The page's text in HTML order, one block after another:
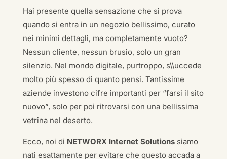
Hai presente quella sensazione che si prova
quando si entra in un negozio bellissimo, curato
nei minimi dettagli, ma completamente vuoto?
Nessun cliente, nessun brusio, solo un gran
silenzio. Nel mondo digitale, purtroppo, s\\uccede
molto più spesso di quanto pensi. Tantissime
aziende investono cifre importanti per “farsi il sito
nuovo”, solo per poi ritrovarsi con una bellissima
vetrina nel deserto.
Ecco, noi di NETWORX Internet Solutionssiamo
nati esattamente per evitare che questo accada a